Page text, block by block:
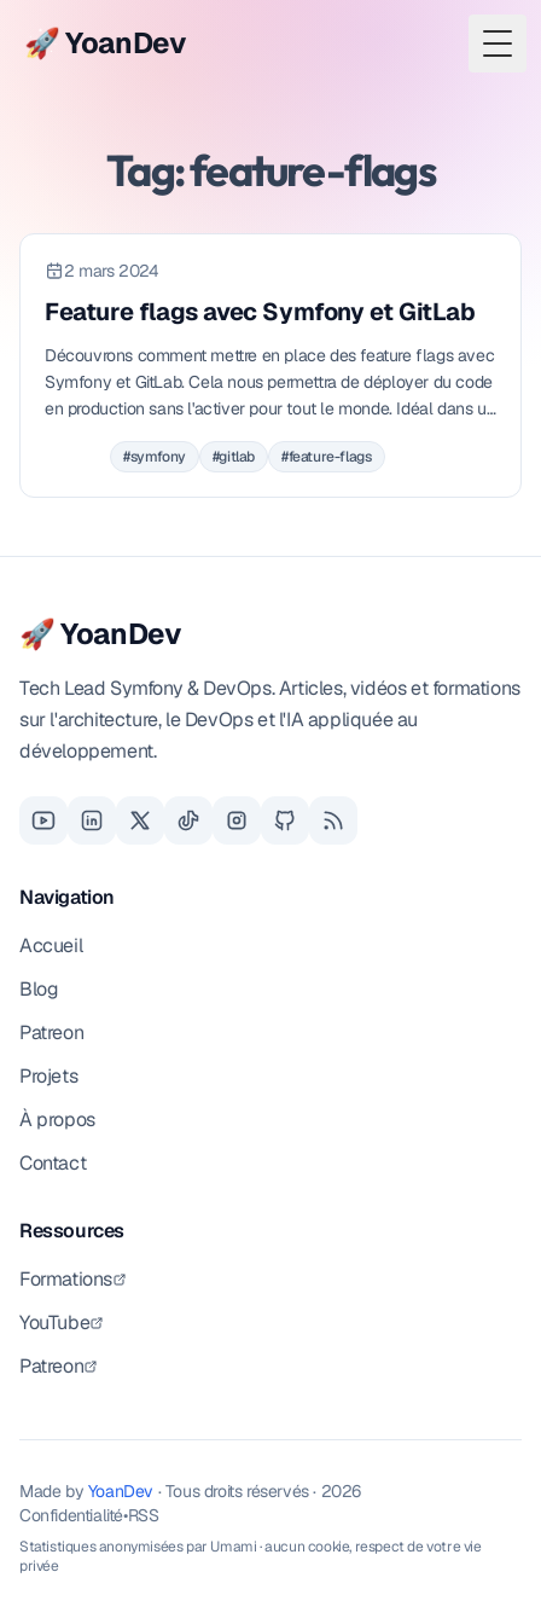
🚀 YoanDev
Tag: feature-flags
2 mars 2024
Feature flags avec Symfony et GitLab
Découvrons comment mettre en place des feature flags avec
Symfony et GitLab. Cela nous permettra de déployer du code
en production sans l'activer pour tout le monde. Idéal dans un
#symfony #gitlab #feature-flags
🚀 YoanDev
Tech Lead Symfony & DevOps. Articles, vidéos et formations
sur l'architecture, le DevOps et l'IA appliquée au
développement.
Navigation
Accueil
Blog
Patreon
Projets
À propos
Contact
Ressources
Formations
YouTube
Patreon
Made by YoanDev · Tous droits réservés · 2026
Confidentialité•RSS
Statistiques anonymisées par Umami· aucun cookie, respect de votre vie
privée